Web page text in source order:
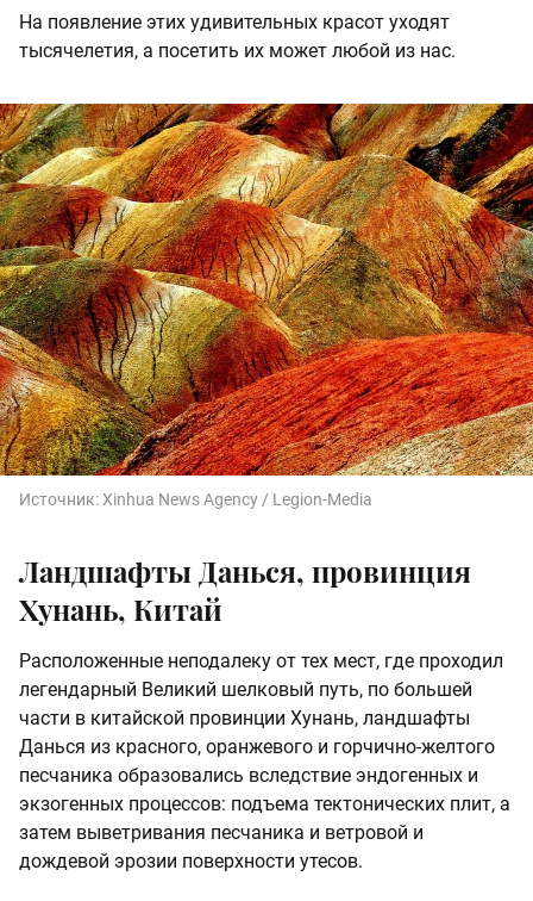
На появление этих удивительных красот уходят
тысячелетия, а посетить их может любой из нас.
Источник:Xinhua News Agency / Legion-Media
Ландшафты Данься, провинция
Хунань, Китай
Расположенные неподалеку от тех мест, где проходил
легендарный Великий шелковый путь, по большей
части в китайской провинции Хунань, ландшафты
Данься из красного, оранжевого и горчично-желтого
песчаника образовались вследствие эндогенных и
экзогенных процессов: подъема тектонических плит, а
затем выветривания песчаника и ветровой и
дождевой эрозии поверхности утесов.